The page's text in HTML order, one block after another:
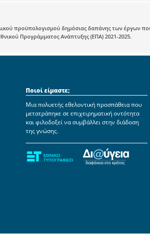
προϋπολογισμού δημόσιας δαπάνης των έργων
Προγράμματος Ανάπτυξης (ΕΠΑ) 2021-2025.
Ποιοί είμαστε;
Μια πολυετής εθελοντική προσπάθεια που
μετατράπηκε σε επιχειρηματική οντότητα
και φιλοδοξεί να συμβάλλει στην διάδοση
της γνώσης.